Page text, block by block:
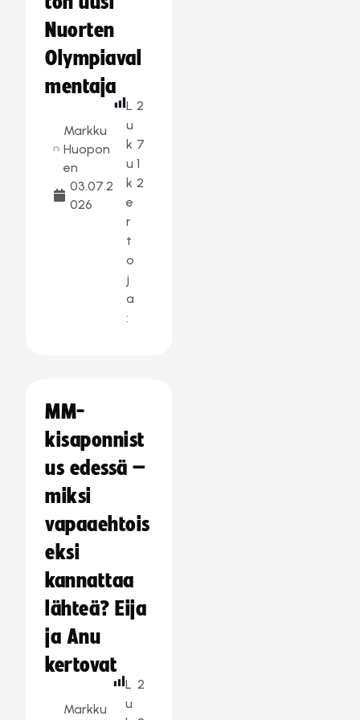
Nuorten
Olympiaval
mentaja
Markku
Huopon
en
03.07.2
026
L
u
k
u
k
e
r
t
o
j
a
:
2
7
1
2
MM-
kisaponnist
us edessä –
miksi
vapaaehtois
eksi
kannattaa
lähteä? Eija
ja Anu
kertovat
Markku
L
u
2